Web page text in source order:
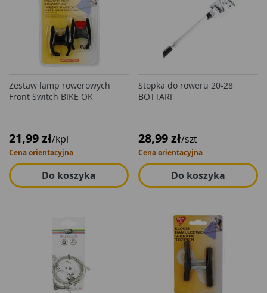
Zestaw lamp rowerowych
Front Switch BIKE OK
21,99 zł/kpl
Cena orientacyjna
Do koszyka
Stopka do roweru 20-28
BOTTARI
28,99 zł/szt
Cena orientacyjna
Do koszyka